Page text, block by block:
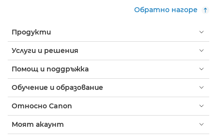
Обратно нагоре
Продукти
Услуги и решения
Помощ и поддръжка
Обучение и образование
Относно Canon
Моят акаунт